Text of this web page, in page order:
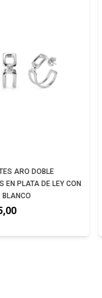
ARO DOBLE
EN PLATA DE LEY CON
BLANCO